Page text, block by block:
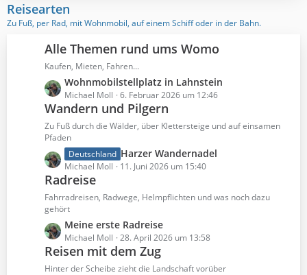
g
e
i
t
ä
g
e
t
e
B
e
i
t
r
ä
g
e
Reisearten
Zu Fuß, per Rad, mit Wohnmobil, auf einem Schiff oder in der Bahn.
Alle Themen rund ums Womo
Kaufen, Mieten, Fahren...
L
e
t
z
t
e
B
e
i
t
ä
g
e
Wohnmobilstellplatz in Lahnstein
Michael Moll 6. Februar 2026 um 12:46
Wandern und Pilgern
Zu Fuß durch die Wälder, über Klettersteige und auf einsamen
Pfaden
L
e
t
z
t
e
B
e
i
Deutschland Harzer Wandernadel
Michael Moll 11. Juni 2026 um 15:40
Radreise
Fahrradreisen, Radwege, Helmpflichten und was noch dazu
gehört
L
e
t
z
Meine erste Radreise
Michael Moll 28. April 2026 um 13:58
Reisen mit dem Zug
Hinter der Scheibe zieht die Landschaft vorüber